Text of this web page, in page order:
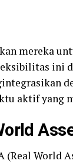
mereka
ini
aktif yang
World